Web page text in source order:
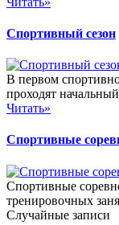
Спортивный сезон
В первом
проходят
Читать»
Спортивные
Спортивные
тренировочных
Случайные записи